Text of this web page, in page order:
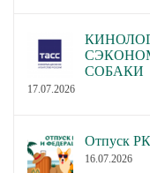
СОБАКИ
17.07.2026
Отпуск
16.07.2026